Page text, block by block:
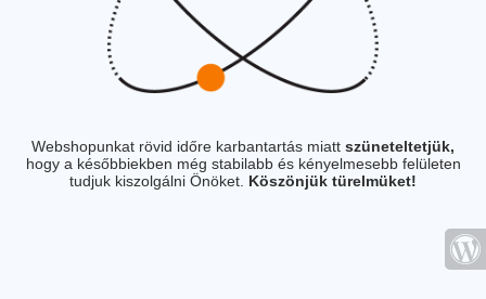
Webshopunkat rövid időre karbantartás miatt szüneteltetjük,
hogy a későbbiekben még stabilabb és kényelmesebb felületen
tudjuk kiszolgálni Önöket. Köszönjük türelmüket!